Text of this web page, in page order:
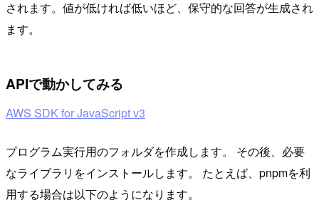
されます。値が低ければ低いほど、保守的な回答が生成され
ます。
APIで動かしてみる
AWS SDK for JavaScript v3
プログラム実行用のフォルダを作成します。 その後、必要
なライブラリをインストールします。 たとえば、pnpmを利
用する場合は以下のようになります。